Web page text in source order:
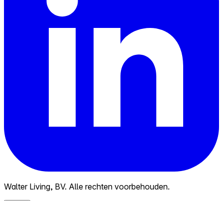
Walter Living, BV. Alle rechten voorbehouden.